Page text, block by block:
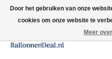
Wij zijn gesloten t/m 3 augustus i.v.m. de
Door het gebruiken van onze
cookies om onze website te
Meer